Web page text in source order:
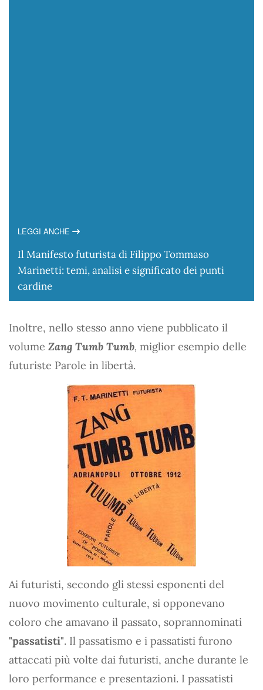
LEGGI ANCHE
Il Manifesto futurista di Filippo Tommaso
Marinetti: temi, analisi e significato dei punti
cardine
Inoltre, nello stesso anno viene pubblicato il
volume Zang Tumb Tumb, miglior esempio delle
futuriste Parole in libertà.
Ai futuristi, secondo gli stessi esponenti del
nuovo movimento culturale, si opponevano
coloro che amavano il passato, soprannominati
"passatisti". Il passatismo e i passatisti furono
attaccati più volte dai futuristi, anche durante le
loro performance e presentazioni. I passatisti